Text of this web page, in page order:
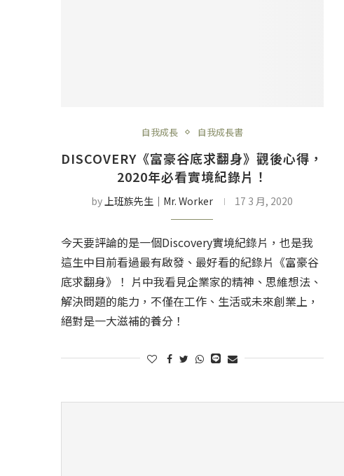
自我成長 自我成長書
DISCOVERY《富豪谷底求翻身》觀後心得，
2020年必看實境紀錄片！
by上班族先生│Mr. Worker 17 3 月, 2020
今天要評論的是一個Discovery實境紀錄片，也是我
這生中目前看過最有啟發、最好看的紀錄片《富豪谷
底求翻身》！ 片中我看見企業家的精神、思維想法、
解決問題的能力，不僅在工作、生活或未來創業上，
絕對是一大滋補的養分！